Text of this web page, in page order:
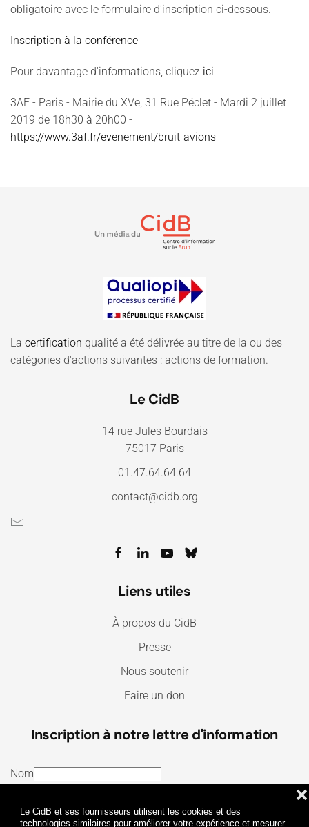
Le CidB et ses fournisseurs utilisent les cookies et des
technologies similaires pour améliorer votre expérience et mesurer
❌
obligatoire avec le formulaire d'inscription ci-dessous.
Inscription à la conférence
Pour davantage d'informations, cliquez ici
3AF - Paris - Mairie du XVe, 31 Rue Péclet - Mardi 2 juillet
2019 de 18h30 à 20h00 -
https://www.3af.fr/evenement/bruit-avions
La certification qualité a été délivrée au titre de la ou des
catégories d'actions suivantes : actions de formation.
Le CidB
14 rue Jules Bourdais
75017 Paris
01.47.64.64.64
contact@cidb.org
Liens utiles
À propos du CidB
Presse
Nous soutenir
Faire un don
Inscription à notre lettre d'information
Nom
J’ai lu et j’accepte lesTermes et conditionset la